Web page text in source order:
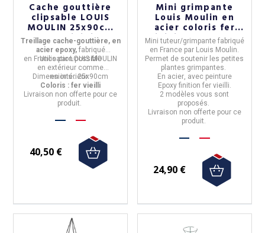
Cache gouttière
clipsable LOUIS
MOULIN 25x90cm
fer vieilli
Treillage cache-gouttière, en
acier epoxy, fabriqué
en FranceparLOUIS MOULIN
Utilisation possible
en extérieur comme
enintérieur.
Dimensions :25x90cm
Coloris : fer vieilli
Livraison non offerte pour ce
produit.
40,50 €
Mini grimpante
Louis Moulin en
acier coloris fer
vieilli - 2 modèles
Mini tuteur/grimpante fabriqué
en France par Louis Moulin.
Permet de soutenir les petites
plantes grimpantes.
En acier, avec peinture
Epoxyfinition fer vieilli.
2 modèles vous sont
proposés.
Livraison non offerte pour ce
produit.
24,90 €